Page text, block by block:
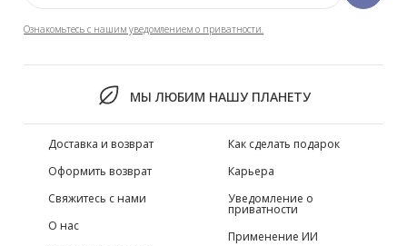
Ознакомьтесь с нашим уведомлением о приватности.
МЫ ЛЮБИМ НАШУ ПЛАНЕТУ
Доставка и возврат
Оформить возврат
Свяжитесь с нами
О нас
Как сделать подарок
Карьера
Уведомление о
приватности
Применение ИИ